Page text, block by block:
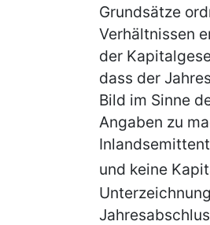
Grundsätze
Verhältnissen
der
dass der
Bild im Sinne
Angaben zu
und keine